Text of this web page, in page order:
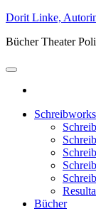
Zum
springen
Dorit Linke,
Bücher Theater
Bücher